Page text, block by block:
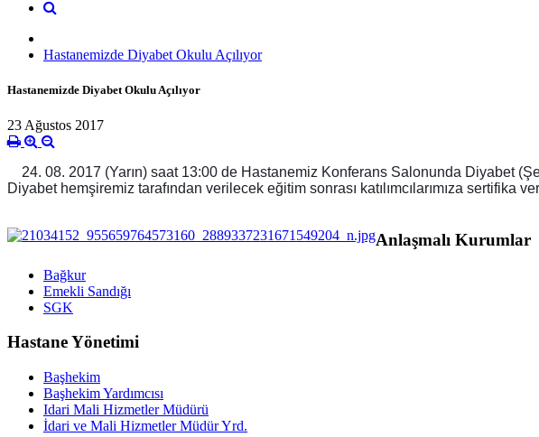
Hastanemizde Diyabet Okulu Açılıyor
Hastanemizde Diyabet Okulu Açılıyor
23 Ağustos 2017
24. 08. 2017 (Yarın) saat 13:00 de Hastanemiz Konferans Salonunda Diyabet
Diyabet hemşiremiz tarafından verilecek eğitim sonrası katılımcılarımıza sertifika
Anlaşmalı Kurumlar
Bağkur
Emekli Sandığı
SGK
Hastane Yönetimi
Başhekim
Başhekim Yardımcısı
Idari Mali Hizmetler Müdürü
İdari ve Mali Hizmetler Müdür Yrd.